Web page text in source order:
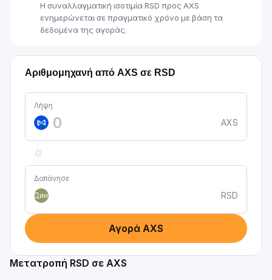
Η συναλλαγματική ισοτιμία RSD προς AXS
ενημερώνεται σε πραγματικό χρόνο με βάση τα
δεδομένα της αγοράς.
Αριθμομηχανή από AXS σε RSD
Λήψη
AXS
Δαπάνησε
Дин.
RSD
Αγορά AXS
Μετατροπή RSD σε AXS